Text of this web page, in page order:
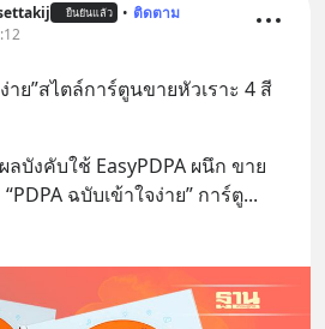
ยืนยันแล้ว • ติดตาม
าย”สไตล์การ์ตูนขายหัวเราะ 4 สี
บังคับใช้ EasyPDPA ผนึก ขาย
ฉบับเข้าใจง่าย” การ์ตู